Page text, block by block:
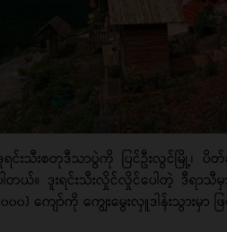
ရင်းသီးစတုဒီသာပွဲကို ပြင်ဦးလွင်မြို့၊ ပိ
တယ်။ ဒူးရင်းသီးလှိုင်လှိုင်ပေါတဲ့ ဒီရာသီ
၀၀) ကျော်ကို ကျွေးမွေးလှူဒါန်းသွားမှာ ဖ